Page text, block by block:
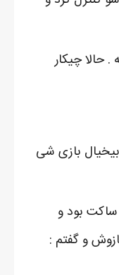
حالا چیکار
بازی شی
بود و
و گفتم :